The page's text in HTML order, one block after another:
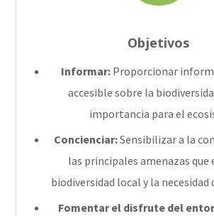
Objetivos
Informar: Proporcionar
accesible sobre la
importancia para el
Concienciar:Sensibilizar a la
las principales amenazas
biodiversidad local y la necesidad
Fomentar el disfrute del